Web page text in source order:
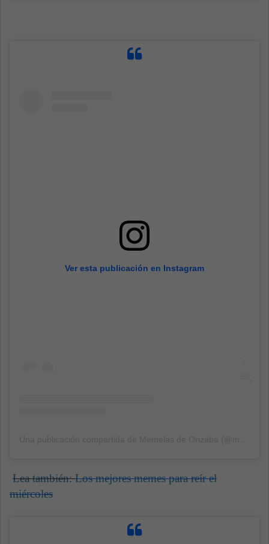
Ver esta publicación en Instagram
Lea también:Los mejores memes para reír el
miércoles